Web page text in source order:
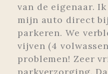
van de eigenaar.
mijn auto direct
parkeren. We
vijven (4
problemen! Zeer